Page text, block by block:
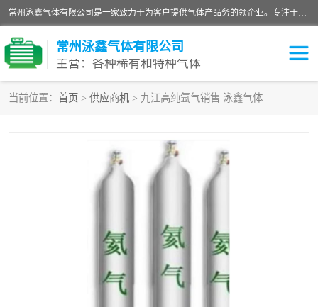
常州泳鑫气体有限公司是一家致力于为客户提供气体产品务的领企业。专注于环氧乙烷剂、环氧乙烷、高纯气体以及稀有和特种气体的研发、生产、销售和配送，产品广泛应用于医疗、电子、科研、化工、食品等多个领域。主要产品有：环氧乙烷灭菌剂，环氧乙烷，高纯氩，氮，氪，氙，氖，氘，笑，氦，氢，氧等各种稀有和特种气体。
常州泳鑫气体有限公司
主营：各种稀有和特种气体
当前位置： 首页 > 供应商机 > 九江高纯氩气销售 泳鑫气体
高纯氩气